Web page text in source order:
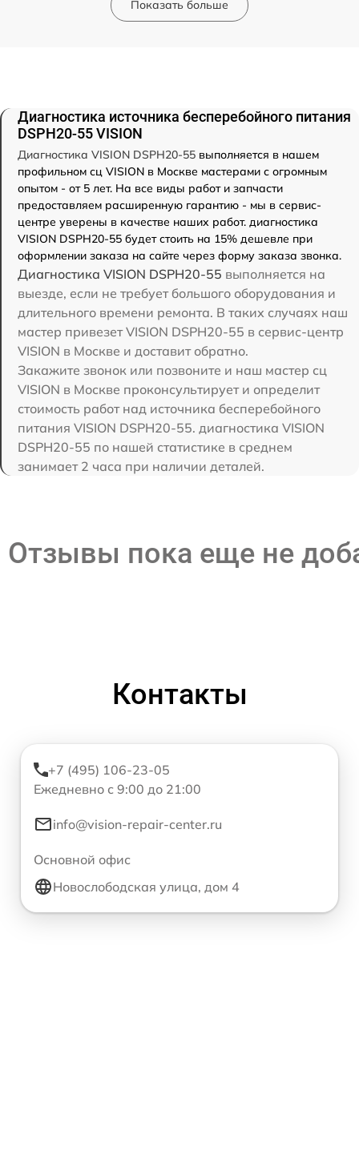
Показать больше
Диагностика источника бесперебойного питания
DSPH20-55 VISION
Диагностика VISION DSPH20-55 выполняется в нашем
профильном сц VISION в Москве мастерами с огромным
опытом - от 5 лет. На все виды работ и запчасти
предоставляем расширенную гарантию - мы в сервис-
центре уверены в качестве наших работ. диагностика
VISION DSPH20-55 будет стоить на 15% дешевле при
оформлении заказа на сайте через форму заказа звонка.
Диагностика VISION DSPH20-55 выполняется на
выезде, если не требует большого оборудования и
длительного времени ремонта. В таких случаях наш
мастер привезет VISION DSPH20-55 в сервис-центр
VISION в Москве и доставит обратно.
Закажите звонок или позвоните и наш мастер сц
VISION в Москве проконсультирует и определит
стоимость работ над источника бесперебойного
питания VISION DSPH20-55. диагностика VISION
DSPH20-55 по нашей статистике в среднем
занимает 2 часа при наличии деталей.
Отзывы пока еще не
Контакты
+7 (495) 106-23-05
Ежедневно с 9:00 до 21:00
info@vision-repair-center.ru
Основной офис
Новослободская улица, дом 4